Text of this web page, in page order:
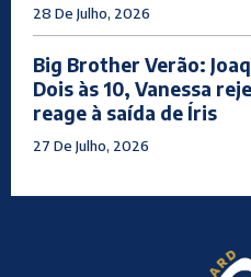
28 De Julho, 2026
Big Brother Verão:
Dois às 10, Vanessa
reage à saída de Íris
27 De Julho, 2026